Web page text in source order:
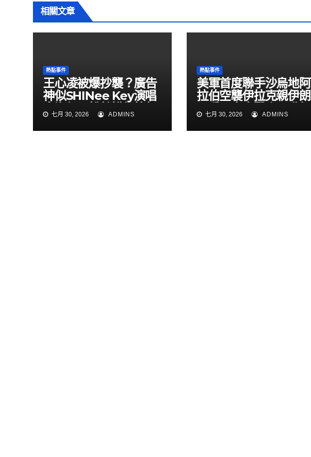
相關文章
熱點事件
王心凌被爆抄襲？廣告
神似SHINee Key演唱
會海報 粉絲揪細節怒
了七月 30, 2026 ADMINS
熱點事件
美軍首度聯手沙烏地阿
拉伯空襲伊拉克親伊朗
民兵！中東戰火再升級
七月 30, 2026 ADMINS